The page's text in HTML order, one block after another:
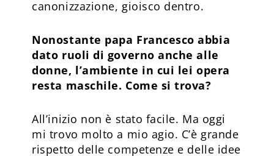
canonizzazione, gioisco dentro.
Nonostante papa Francesco abbia
dato ruoli di governo anche alle
donne, l’ambiente in cui lei opera
resta maschile. Come si trova?
All’inizio non è stato facile. Ma oggi
mi trovo molto a mio agio. C’è grande
rispetto delle competenze e delle idee